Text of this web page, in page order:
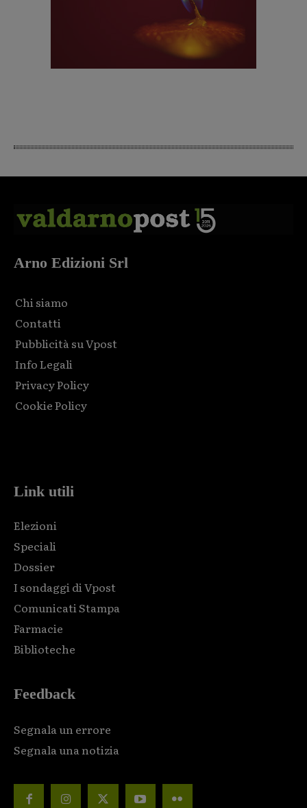
Arno Edizioni Srl
Chi siamo
Contatti
Pubblicità su Vpost
Info Legali
Privacy Policy
Cookie Policy
Link utili
Elezioni
Speciali
Dossier
I sondaggi di Vpost
Comunicati Stampa
Farmacie
Biblioteche
Feedback
Segnala un errore
Segnala una notizia